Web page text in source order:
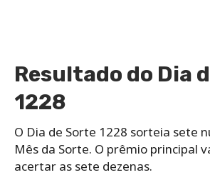
Resultado do Dia
1228
O Dia de Sorte 1228 sorteia sete
Mês da Sorte. O prêmio principal
acertar as sete dezenas.